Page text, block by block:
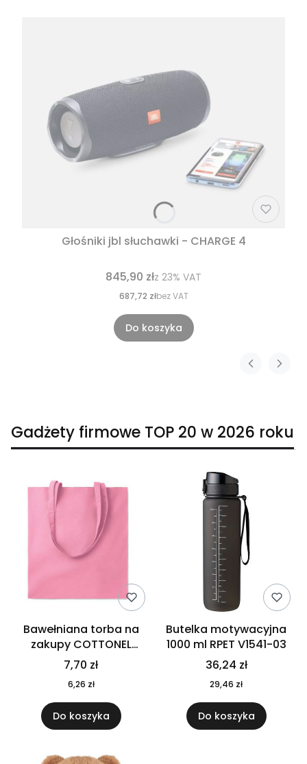
Głośniki jbl słuchawki - CHARGE 4
845,90 złz 23% VAT
687,72 złbez VAT
Do koszyka
Gadżety firmowe TOP 20 w 2026 roku
Bawełniana torba na
zakupy COTTONEL
COLOUR++ MO9846-11
7,70 zł
6,26 zł
Do koszyka
Butelka motywacyjna
1000 ml RPET V1541-03
36,24 zł
29,46 zł
Do koszyka